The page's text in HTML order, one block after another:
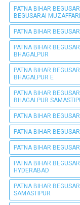
PATNA BIHAR
BEGUSARAI
PATNA BIHAR
PATNA BIHAR
BHAGALPUR
PATNA BIHAR
BHAGALPUR E
PATNA BIHAR
BHAGALPUR
PATNA BIHAR
PATNA BIHAR
PATNA BIHAR
PATNA BIHAR
HYDERABAD
PATNA BIHAR
SAMASTIPUR